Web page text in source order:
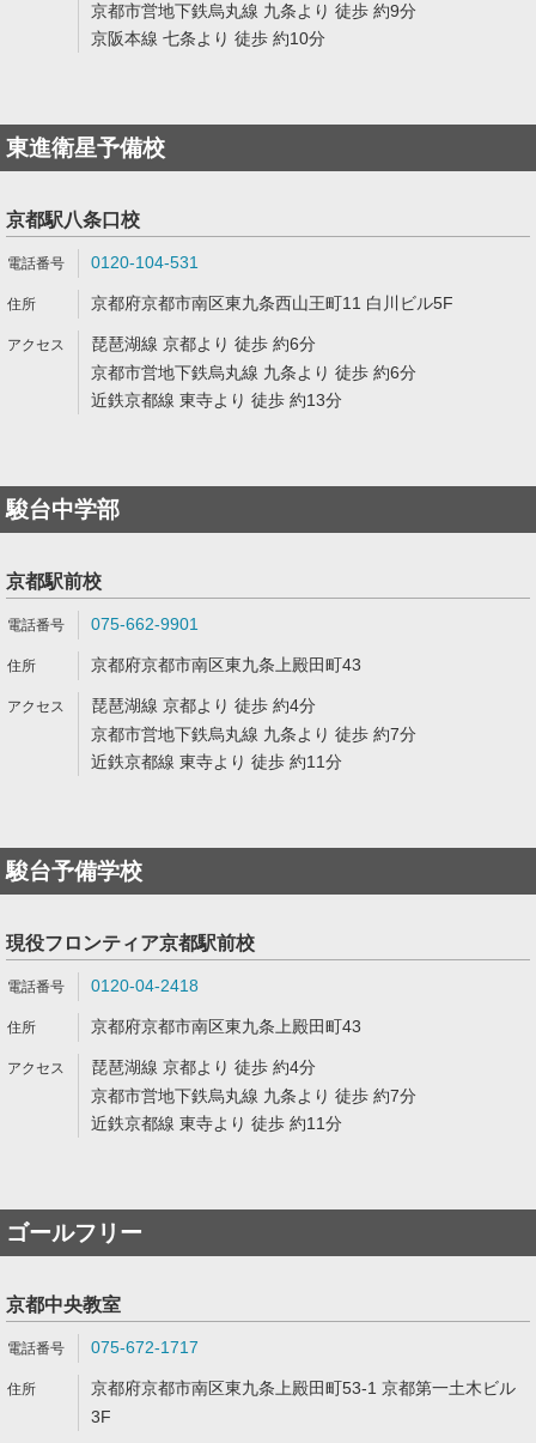
京都市営地下鉄烏丸線 九条より 徒歩 約9分
京阪本線 七条より 徒歩 約10分
東進衛星予備校
京都駅八条口校
0120-104-531
京都府京都市南区東九条西山王町11 白川ビル5F
琵琶湖線 京都より 徒歩 約6分
京都市営地下鉄烏丸線 九条より 徒歩 約6分
近鉄京都線 東寺より 徒歩 約13分
駿台中学部
京都駅前校
075-662-9901
京都府京都市南区東九条上殿田町43
琵琶湖線 京都より 徒歩 約4分
京都市営地下鉄烏丸線 九条より 徒歩 約7分
近鉄京都線 東寺より 徒歩 約11分
駿台予備学校
現役フロンティア京都駅前校
0120-04-2418
京都府京都市南区東九条上殿田町43
琵琶湖線 京都より 徒歩 約4分
京都市営地下鉄烏丸線 九条より 徒歩 約7分
近鉄京都線 東寺より 徒歩 約11分
ゴールフリー
京都中央教室
075-672-1717
京都府京都市南区東九条上殿田町53-1 京都第一土木ビル
3F